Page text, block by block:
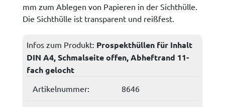
mm zum Ablegen von Papieren in der Sichthülle.
Die Sichthülle ist transparent und reißfest.
Infos zum Produkt: Prospekthüllen für Inhalt
DIN A4, Schmalseite offen, Abheftrand 11-
fach gelocht
Artikelnummer: 8646